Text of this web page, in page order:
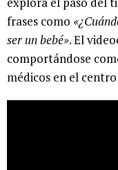
frases como
ser un bebé». El
comportándose
médicos en el